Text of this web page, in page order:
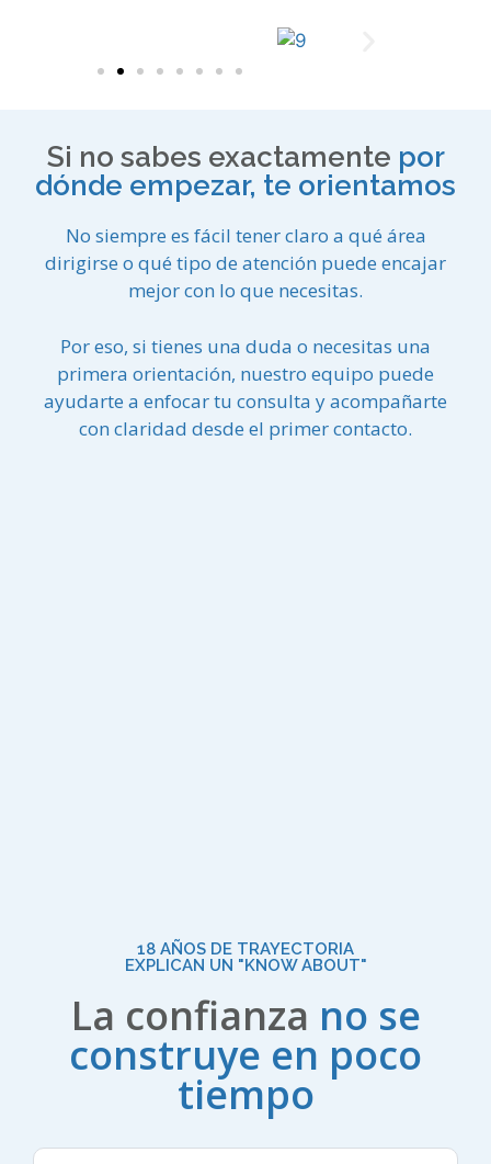
Si no sabes exactamente por
dónde empezar, te orientamos
No siempre es fácil tener claro a qué área
dirigirse o qué tipo de atención puede encajar
mejor con lo que necesitas.
Por eso, si tienes una duda o necesitas una
primera orientación, nuestro equipo puede
ayudarte a enfocar tu consulta y acompañarte
con claridad desde el primer contacto.
18 AÑOS DE TRAYECTORIA
EXPLICAN UN "KNOW ABOUT"
La confianza no se
construye en poco
tiempo